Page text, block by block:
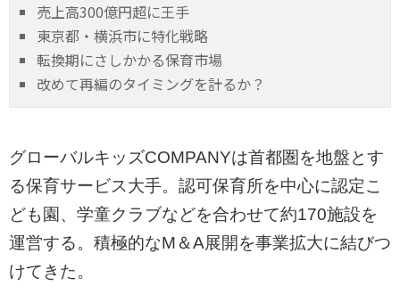
売上高300億円超に王手
東京都・横浜市に特化戦略
転換期にさしかかる保育市場
改めて再編のタイミングを計るか？
グローバルキッズCOMPANYは首都圏を地盤とす
る保育サービス大手。認可保育所を中心に認定こ
ども園、学童クラブなどを合わせて約170施設を
運営する。積極的なM＆A展開を事業拡大に結びつ
けてきた。